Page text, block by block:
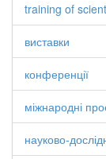
training of
виставки
конференції
міжнародні
науково-